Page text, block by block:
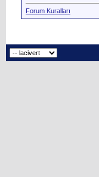
Forum Kuralları